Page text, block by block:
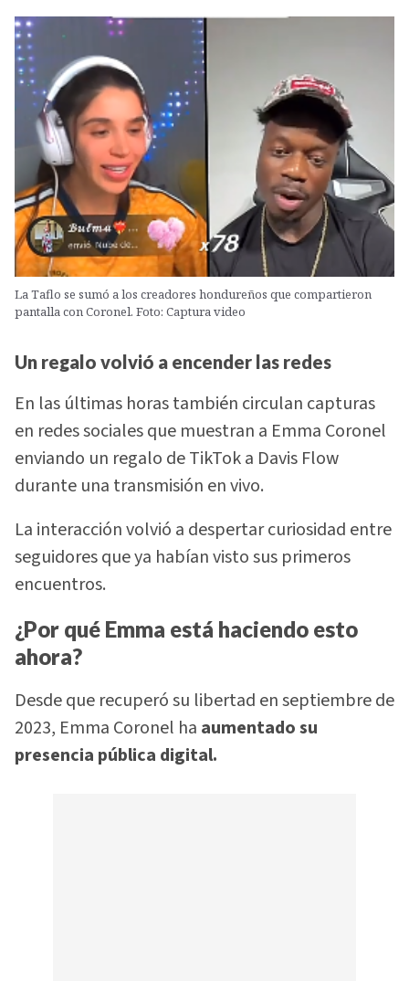
La Taflo se sumó a los creadores hondureños que compartieron
pantalla con Coronel. Foto: Captura video
Un regalo volvió a encender las redes
En las últimas horas también circulan capturas
en redes sociales que muestran a Emma Coronel
enviando un regalo de TikTok a Davis Flow
durante una transmisión en vivo.
La interacción volvió a despertar curiosidad entre
seguidores que ya habían visto sus primeros
encuentros.
¿Por qué Emma está haciendo esto
ahora?
Desde que recuperó su libertad en septiembre de
2023, Emma Coronel ha aumentado su
presencia pública digital.